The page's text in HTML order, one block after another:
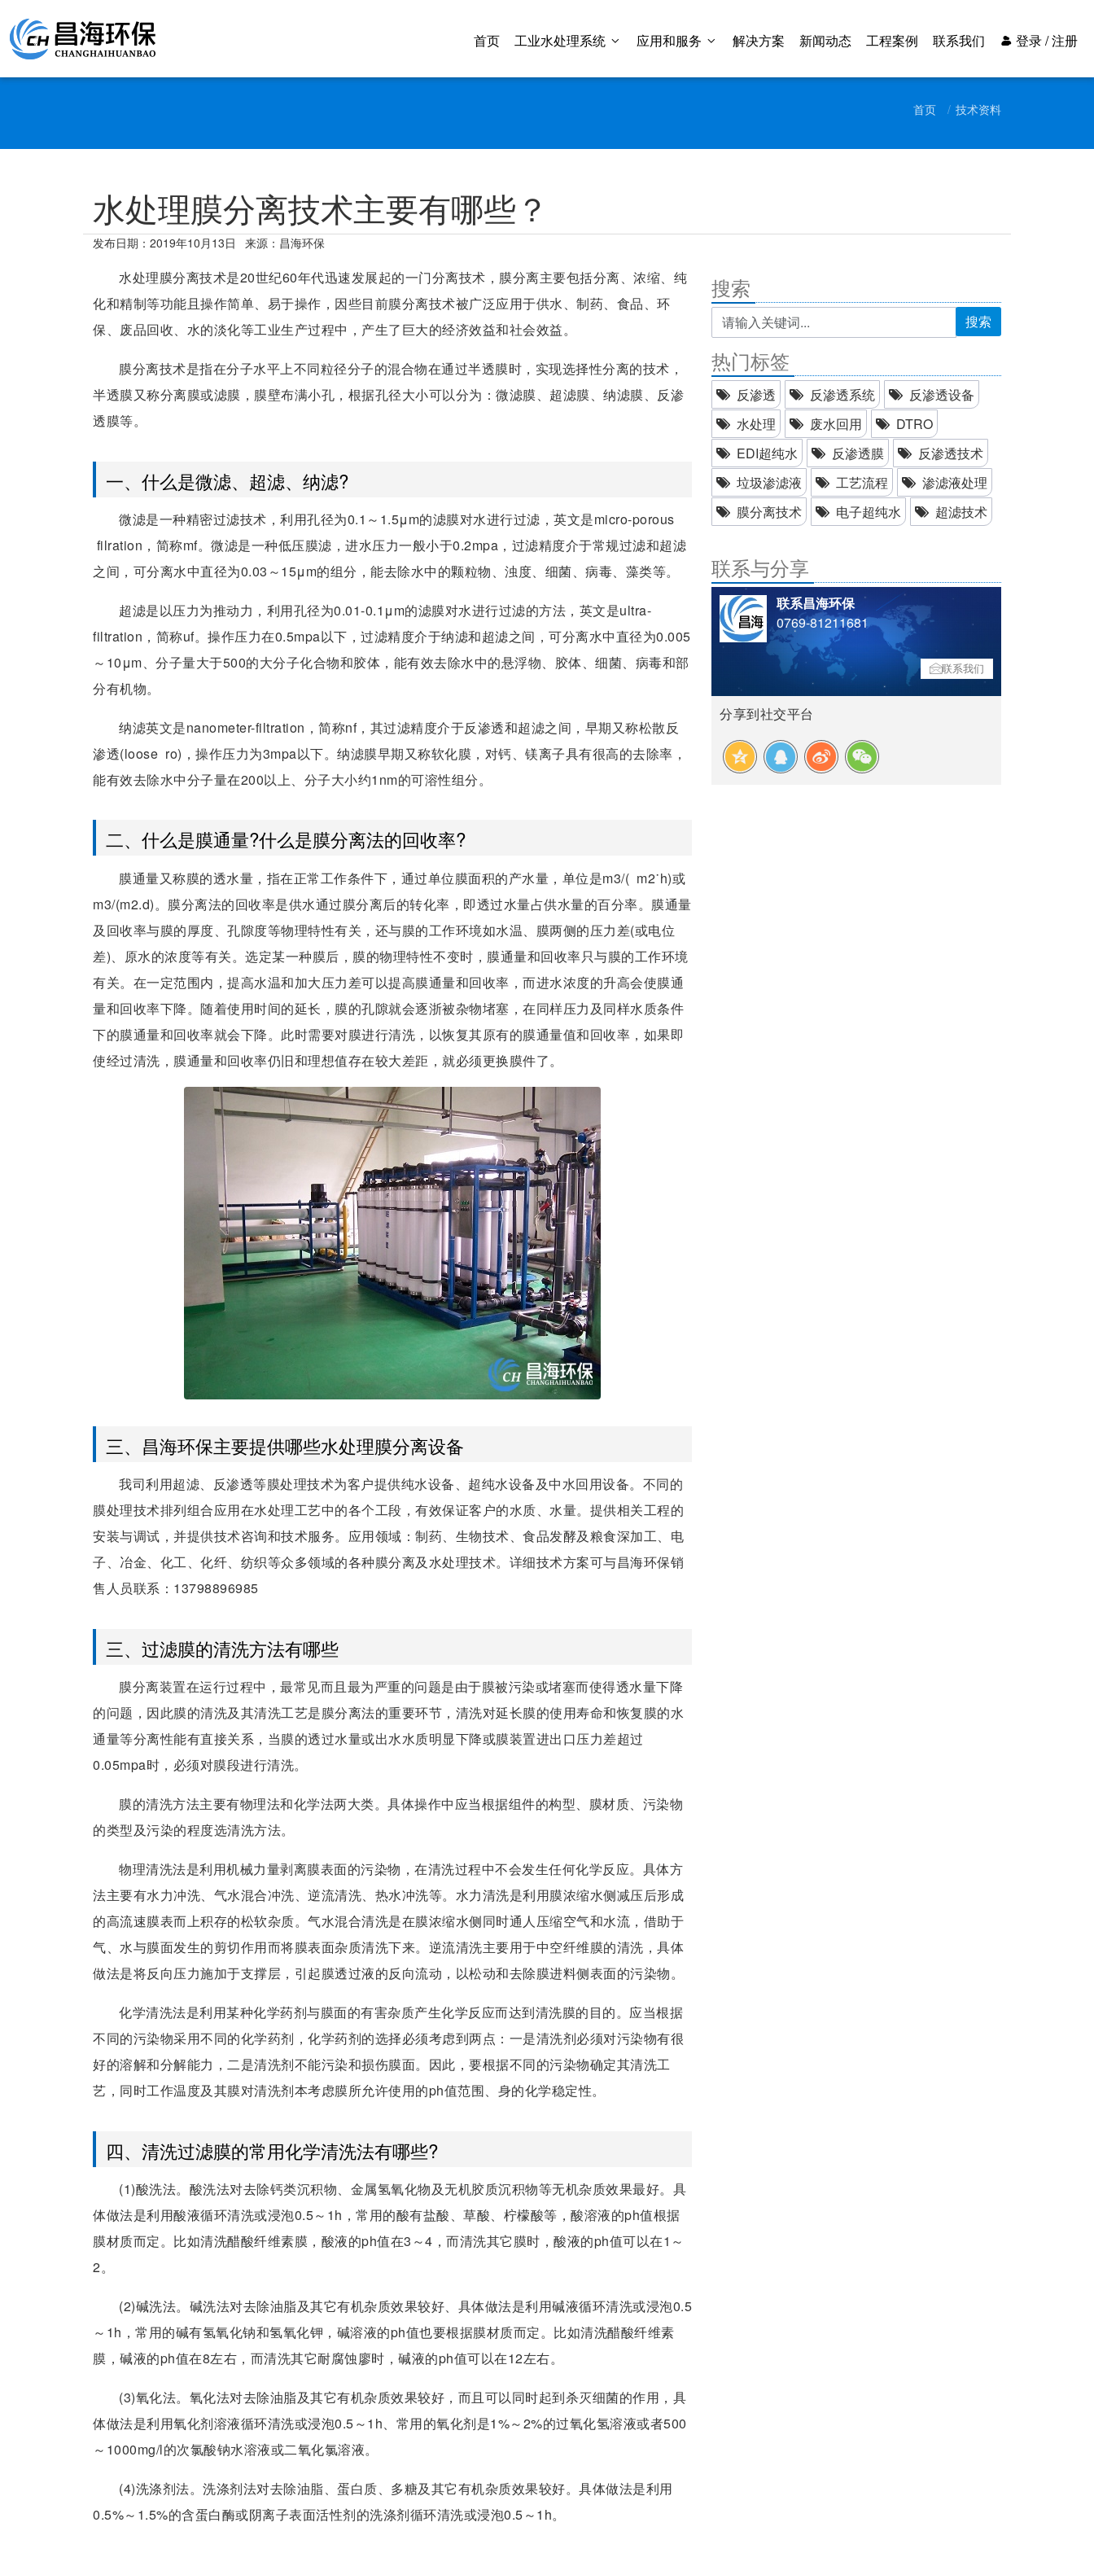
首页 工业水处理系统 应用和服务 解决方案 新闻动态 工程案例 联系我们 登录 / 注册
首页 技术资料
水处理膜分离技术主要有哪些？
发布日期： 2019年10月13日 来源：昌海环保
水处理膜分离技术是20世纪60年代迅速发展起的一门分离技术，膜分离主要包括分离、浓缩、纯
化和精制等功能且操作简单、易于操作，因些目前膜分离技术被广泛应用于供水、制药、食品、环
保、废品回收、水的淡化等工业生产过程中，产生了巨大的经济效益和社会效益。
膜分离技术是指在分子水平上不同粒径分子的混合物在通过半透膜时，实现选择性分离的技术，
半透膜又称分离膜或滤膜，膜壁布满小孔，根据孔径大小可以分为：微滤膜、超滤膜、纳滤膜、反渗
透膜等。
一、什么是微滤、超滤、纳滤?
微滤是一种精密过滤技术，利用孔径为0.1～1.5μm的滤膜对水进行过滤，英文是micro-porous
filration，简称mf。微滤是一种低压膜滤，进水压力一般小于0.2mpa，过滤精度介于常规过滤和超滤
之间，可分离水中直径为0.03～15μm的组分，能去除水中的颗粒物、浊度、细菌、病毒、藻类等。
超滤是以压力为推动力，利用孔径为0.01-0.1μm的滤膜对水进行过滤的方法，英文是ultra-
filtration，简称uf。操作压力在0.5mpa以下，过滤精度介于纳滤和超滤之间，可分离水中直径为0.005
～10μm、分子量大于500的大分子化合物和胶体，能有效去除水中的悬浮物、胶体、细菌、病毒和部
分有机物。
纳滤英文是nanometer-filtration，简称nf，其过滤精度介于反渗透和超滤之间，早期又称松散反
渗透(loose ro)，操作压力为3mpa以下。纳滤膜早期又称软化膜，对钙、镁离子具有很高的去除率，
能有效去除水中分子量在200以上、分子大小约1nm的可溶性组分。
二、什么是膜通量?什么是膜分离法的回收率?
膜通量又称膜的透水量，指在正常工作条件下，通过单位膜面积的产水量，单位是m3/( m2˙h)或
m3/(m2.d)。膜分离法的回收率是供水通过膜分离后的转化率，即透过水量占供水量的百分率。膜通量
及回收率与膜的厚度、孔隙度等物理特性有关，还与膜的工作环境如水温、膜两侧的压力差(或电位
差)、原水的浓度等有关。选定某一种膜后，膜的物理特性不变时，膜通量和回收率只与膜的工作环境
有关。在一定范围内，提高水温和加大压力差可以提高膜通量和回收率，而进水浓度的升高会使膜通
量和回收率下降。随着使用时间的延长，膜的孔隙就会逐浙被杂物堵塞，在同样压力及同样水质条件
下的膜通量和回收率就会下降。此时需要对膜进行清洗，以恢复其原有的膜通量值和回收率，如果即
使经过清洗，膜通量和回收率仍旧和理想值存在较大差距，就必须更换膜件了。
三、昌海环保主要提供哪些水处理膜分离设备
我司利用超滤、反渗透等膜处理技术为客户提供纯水设备、超纯水设备及中水回用设备。不同的
膜处理技术排列组合应用在水处理工艺中的各个工段，有效保证客户的水质、水量。提供相关工程的
安装与调试，并提供技术咨询和技术服务。应用领域：制药、生物技术、食品发酵及粮食深加工、电
子、冶金、化工、化纤、纺织等众多领域的各种膜分离及水处理技术。详细技术方案可与昌海环保销
售人员联系：13798896985
三、过滤膜的清洗方法有哪些
膜分离装置在运行过程中，最常见而且最为严重的问题是由于膜被污染或堵塞而使得透水量下降
的问题，因此膜的清洗及其清洗工艺是膜分离法的重要环节，清洗对延长膜的使用寿命和恢复膜的水
通量等分离性能有直接关系，当膜的透过水量或出水水质明显下降或膜装置进出口压力差超过
0.05mpa时，必须对膜段进行清洗。
膜的清洗方法主要有物理法和化学法两大类。具体操作中应当根据组件的构型、膜材质、污染物
的类型及污染的程度选清洗方法。
物理清洗法是利用机械力量剥离膜表面的污染物，在清洗过程中不会发生任何化学反应。具体方
法主要有水力冲洗、气水混合冲洗、逆流清洗、热水冲洗等。水力清洗是利用膜浓缩水侧减压后形成
的高流速膜表而上积存的松软杂质。气水混合清洗是在膜浓缩水侧同时通人压缩空气和水流，借助于
气、水与膜面发生的剪切作用而将膜表面杂质清洗下来。逆流清洗主要用于中空纤维膜的清洗，具体
做法是将反向压力施加于支撑层，引起膜透过液的反向流动，以松动和去除膜进料侧表面的污染物。
化学清洗法是利用某种化学药剂与膜面的有害杂质产生化学反应而达到清洗膜的目的。应当根据
不同的污染物采用不同的化学药剂，化学药剂的选择必须考虑到两点：一是清洗剂必须对污染物有很
好的溶解和分解能力，二是清洗剂不能污染和损伤膜面。因此，要根据不同的污染物确定其清洗工
艺，同时工作温度及其膜对清洗剂本考虑膜所允许使用的ph值范围、身的化学稳定性。
四、清洗过滤膜的常用化学清洗法有哪些?
(1)酸洗法。酸洗法对去除钙类沉积物、金属氢氧化物及无机胶质沉积物等无机杂质效果最好。具
体做法是利用酸液循环清洗或浸泡0.5～1h，常用的酸有盐酸、草酸、柠檬酸等，酸溶液的ph值根据
膜材质而定。比如清洗醋酸纤维素膜，酸液的ph值在3～4，而清洗其它膜时，酸液的ph值可以在1～
2。
(2)碱洗法。碱洗法对去除油脂及其它有机杂质效果较好、具体做法是利用碱液循环清洗或浸泡0.5
～1h，常用的碱有氢氧化钠和氢氧化钾，碱溶液的ph值也要根据膜材质而定。比如清洗醋酸纤维素
膜，碱液的ph值在8左右，而清洗其它耐腐蚀廖时，碱液的ph值可以在12左右。
(3)氧化法。氧化法对去除油脂及其它有机杂质效果较好，而且可以同时起到杀灭细菌的作用，具
体做法是利用氧化剂溶液循环清洗或浸泡0.5～1h、常用的氧化剂是1%～2%的过氧化氢溶液或者500
～1000mg/l的次氯酸钠水溶液或二氧化氯溶液。
(4)洗涤剂法。洗涤剂法对去除油脂、蛋白质、多糖及其它有机杂质效果较好。具体做法是利用
0.5%～1.5%的含蛋白酶或阴离子表面活性剂的洗涤剂循环清洗或浸泡0.5～1h。
搜索
搜索
热门标签
反渗透 反渗透系统
反渗透设备
水处理
废水回用
DTRO
EDI超纯水
反渗透膜
反渗透技术
垃圾渗滤液
工艺流程
渗滤液处理
膜分离技术
电子超纯水 超滤技术
联系与分享
联系昌海环保
0769-81211681
联系我们
分享到社交平台